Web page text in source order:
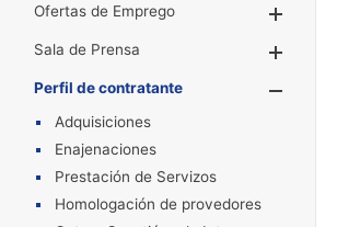
Ofertas de Emprego
Sala de Prensa
Perfil de contratante
Adquisiciones
Enajenaciones
Prestación de Servizos
Homologación de provedores